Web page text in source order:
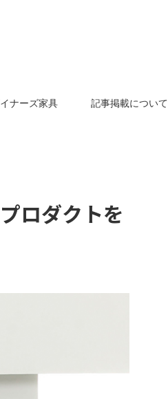
ナーズ家具 記事掲載について
ロダクトを